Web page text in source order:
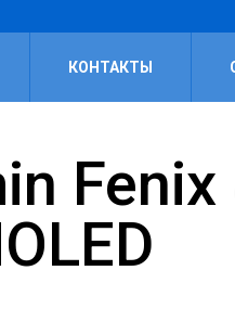
КОНТАКТЫ